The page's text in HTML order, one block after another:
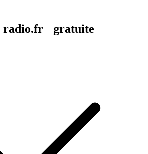
radio.fr gratuite